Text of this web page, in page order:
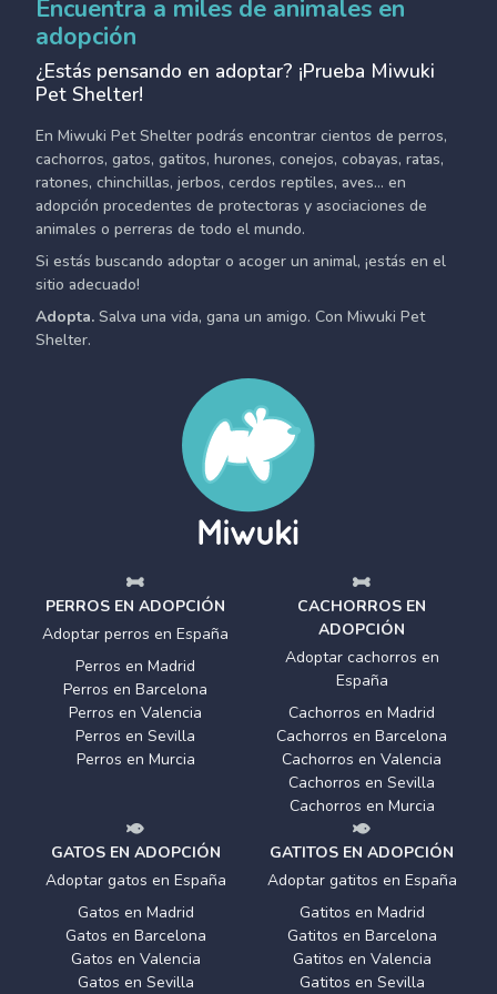
Encuentra a miles de animales en
adopción
¿Estás pensando en adoptar? ¡Prueba Miwuki
Pet Shelter!
En Miwuki Pet Shelter podrás encontrar cientos de perros,
cachorros, gatos, gatitos, hurones, conejos, cobayas, ratas,
ratones, chinchillas, jerbos, cerdos reptiles, aves... en
adopción procedentes de protectoras y asociaciones de
animales o perreras de todo el mundo.
Si estás buscando adoptar o acoger un animal, ¡estás en el
sitio adecuado!
Adopta. Salva una vida, gana un amigo. Con Miwuki Pet
Shelter.
PERROS EN ADOPCIÓN
Adoptar perros en España
Perros en Madrid
Perros en Barcelona
Perros en Valencia
Perros en Sevilla
Perros en Murcia
CACHORROS EN
ADOPCIÓN
Adoptar cachorros en
España
Cachorros en Madrid
Cachorros en Barcelona
Cachorros en Valencia
Cachorros en Sevilla
Cachorros en Murcia
GATOS EN ADOPCIÓN
Adoptar gatos en España
Gatos en Madrid
Gatos en Barcelona
Gatos en Valencia
Gatos en Sevilla
GATITOS EN ADOPCIÓN
Adoptar gatitos en España
Gatitos en Madrid
Gatitos en Barcelona
Gatitos en Valencia
Gatitos en Sevilla